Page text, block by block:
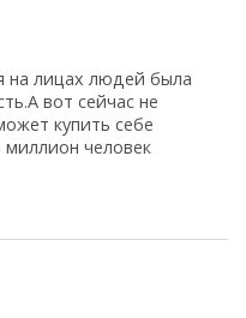
на лицах людей была
вот сейчас не
купить себе
человек